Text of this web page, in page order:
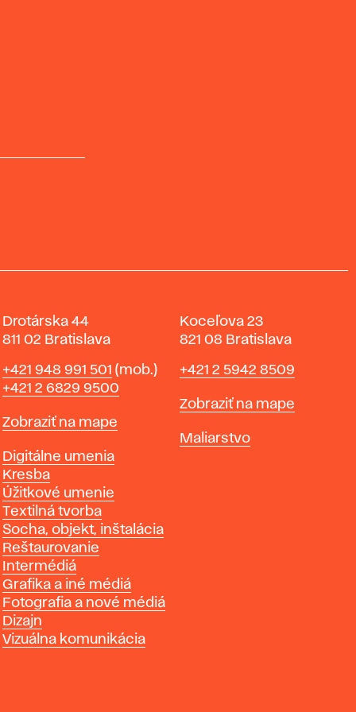
Drotárska 44
811 02 Bratislava
Telefón
+421 948 991 501 (mob.)
+421 2 6829 9500
Mapa
Zobraziť na mape
Katedry
Digitálne umenia
Kresba
Úžitkové umenie
Textilná tvorba
Socha, objekt, inštalácia
Reštaurovanie
Intermédiá
Grafika a iné médiá
Fotografia a nové médiá
Dizajn
Vizuálna komunikácia
Koceľova 23
821 08 Bratislava
Telefón
+421 2 5942 8509
Mapa
Zobraziť na mape
Katedry
Maliarstvo